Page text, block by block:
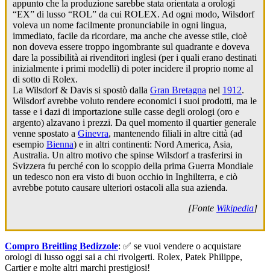
appunto che la produzione sarebbe stata orientata a orologi
“EX” di lusso “ROL” da cui ROLEX. Ad ogni modo, Wilsdorf
voleva un nome facilmente pronunciabile in ogni lingua,
immediato, facile da ricordare, ma anche che avesse stile, cioè
non doveva essere troppo ingombrante sul quadrante e doveva
dare la possibilità ai rivenditori inglesi (per i quali erano destinati
inizialmente i primi modelli) di poter incidere il proprio nome al
di sotto di Rolex.
La Wilsdorf & Davis si spostò dalla Gran Bretagna nel 1912.
Wilsdorf avrebbe voluto rendere economici i suoi prodotti, ma le
tasse e i dazi di importazione sulle casse degli orologi (oro e
argento) alzavano i prezzi. Da quel momento il quartier generale
venne spostato a Ginevra, mantenendo filiali in altre città (ad
esempio Bienna) e in altri continenti: Nord America, Asia,
Australia. Un altro motivo che spinse Wilsdorf a trasferirsi in
Svizzera fu perché con lo scoppio della prima Guerra Mondiale
un tedesco non era visto di buon occhio in Inghilterra, e ciò
avrebbe potuto causare ulteriori ostacoli alla sua azienda.
[Fonte Wikipedia]
Compro Breitling Bedizzole: ✅ se vuoi vendere o acquistare
orologi di lusso oggi sai a chi rivolgerti. Rolex, Patek Philippe,
Cartier e molte altri marchi prestigiosi!